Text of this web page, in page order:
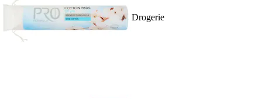
Drogerie